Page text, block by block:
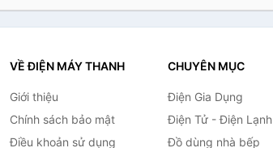
VỀ ĐIỆN MÁY THANH
Giới thiệu
Chính sách bảo mật
Điều khoản sử dụng
CHUYÊN MỤC
Điện Gia Dụng
Điện Tử - Điện Lạnh
Đồ dùng nhà bếp